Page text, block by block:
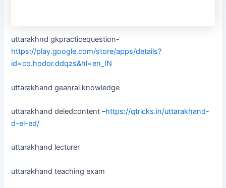
uttarakhnd gkpracticequestion-
https://play.google.com/store/apps/details?
id=co.hodor.ddqzs&hl=en_IN
uttarakhand geanral knowledge
uttarakhand deledcontent –https://qtricks.in/uttarakhand-
d-el-ed/
uttarakhand lecturer
uttarakhand teaching exam